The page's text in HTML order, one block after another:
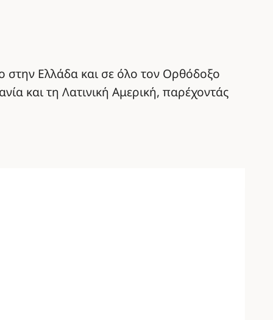
στην Ελλάδα και σε όλο τον Ορθόδοξο
και τη Λατινική Αμερική, παρέχοντάς